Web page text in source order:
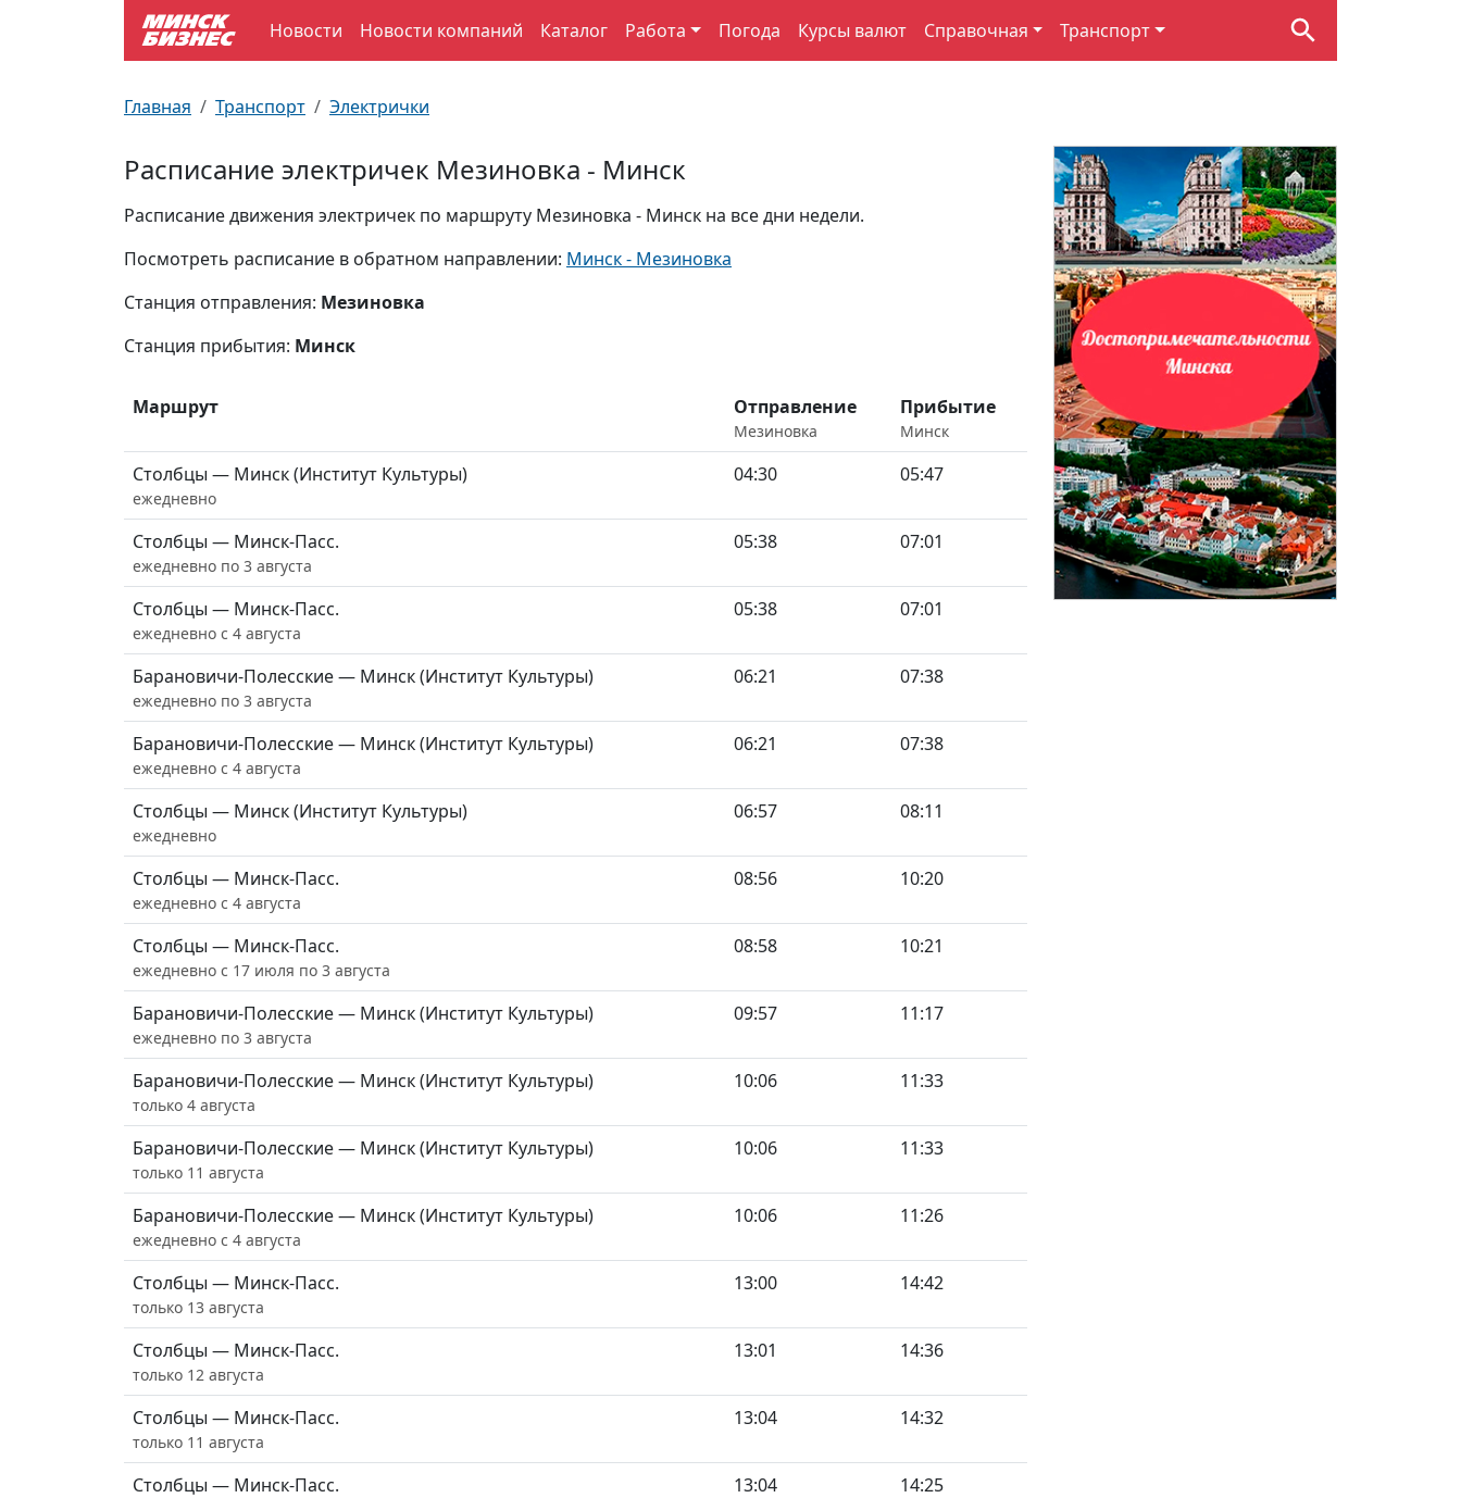
Новости Новости компаний Каталог Работа Погода Курсы валют Справочная Транспорт
Главная Транспорт Электрички
Расписание электричек Мезиновка - Минск
Расписание движения электричек по маршруту Мезиновка - Минск на все дни недели.
Посмотреть расписание в обратном направлении: Минск - Мезиновка
Станция отправления: Мезиновка
Станция прибытия: Минск
Маршрут Отправление
Мезиновка
Прибытие
Минск
Столбцы — Минск (Институт Культуры)
ежедневно
04:30 05:47
Столбцы — Минск-Пасс.
ежедневно по 3 августа
05:38 07:01
Столбцы — Минск-Пасс.
ежедневно с 4 августа
05:38 07:01
Барановичи-Полесские — Минск (Институт Культуры)
ежедневно по 3 августа
06:21 07:38
Барановичи-Полесские — Минск (Институт Культуры)
ежедневно с 4 августа
06:21 07:38
Столбцы — Минск (Институт Культуры)
ежедневно
06:57 08:11
Столбцы — Минск-Пасс.
ежедневно с 4 августа
08:56 10:20
Столбцы — Минск-Пасс.
ежедневно с 17 июля по 3 августа
08:58 10:21
Барановичи-Полесские — Минск (Институт Культуры)
ежедневно по 3 августа
09:57 11:17
Барановичи-Полесские — Минск (Институт Культуры)
только 4 августа
10:06 11:33
Барановичи-Полесские — Минск (Институт Культуры)
только 11 августа
10:06 11:33
Барановичи-Полесские — Минск (Институт Культуры)
ежедневно с 4 августа
10:06 11:26
Столбцы — Минск-Пасс.
только 13 августа
13:00 14:42
Столбцы — Минск-Пасс.
только 12 августа
13:01 14:36
Столбцы — Минск-Пасс.
только 11 августа
13:04 14:32
Столбцы — Минск-Пасс. 13:04 14:25
Улицы Минска
Производственный календарь
Документы для ЗАГСа
Пробки на дорогах